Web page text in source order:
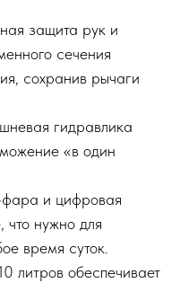
защита рук и
сечения
сохранив рычаги
гидравлика
«в один
и цифровая
что нужно для
время суток.
литров обеспечивает